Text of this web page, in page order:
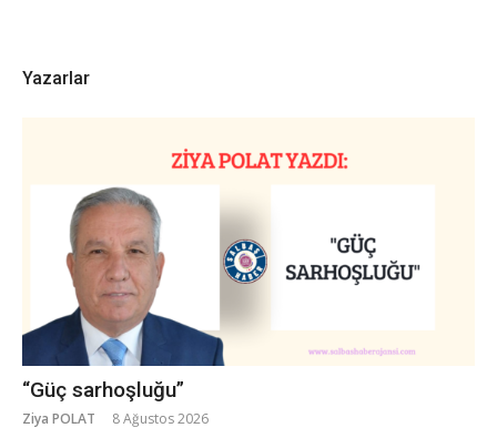
Yazarlar
“Güç sarhoşluğu”
Ziya POLAT 8 Ağustos 2026